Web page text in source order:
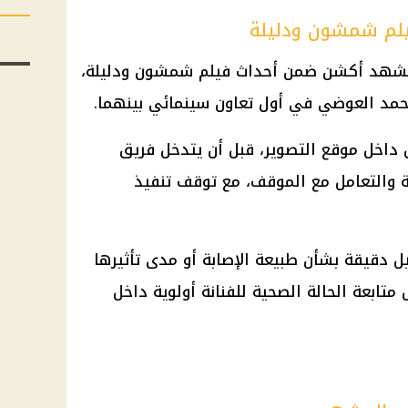
شمشون ودليلة
أكشن ضمن أحداث فيلم شمشون ودليلة،
العوضي في أول تعاون سينمائي بينهما.
موقع التصوير، قبل أن يتدخل فريق
والتعامل مع الموقف، مع توقف تنفيذ
دقيقة بشأن طبيعة الإصابة أو مدى تأثيرها
الحالة الصحية للفنانة أولوية داخل